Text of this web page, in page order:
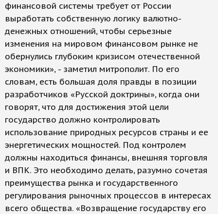
финансовой системы требует от России
выработать собственную логику валютно-
денежных отношений, чтобы серьезные
изменения на мировом финансовом рынке не
обернулись глубоким кризисом отечественной
экономики», - заметил митрополит. По его
словам, есть большая доля правды в позиции
разработчиков «Русской доктрины», когда они
говорят, что для достижения этой цели
государство должно контролировать
использование природных ресурсов страны и ее
энергетических мощностей. Под контролем
должны находиться финансы, внешняя торговля
и ВПК. Это необходимо делать, разумно сочетая
преимущества рынка и государственного
регулирования рыночных процессов в интересах
всего общества. «Возвращение государству его